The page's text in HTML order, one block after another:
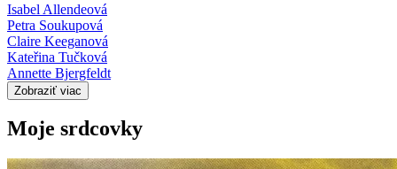
Isabel Allendeová
Petra Soukupová
Claire Keeganová
Kateřina Tučková
Annette Bjergfeldt
Zobraziť viac
Moje srdcovky